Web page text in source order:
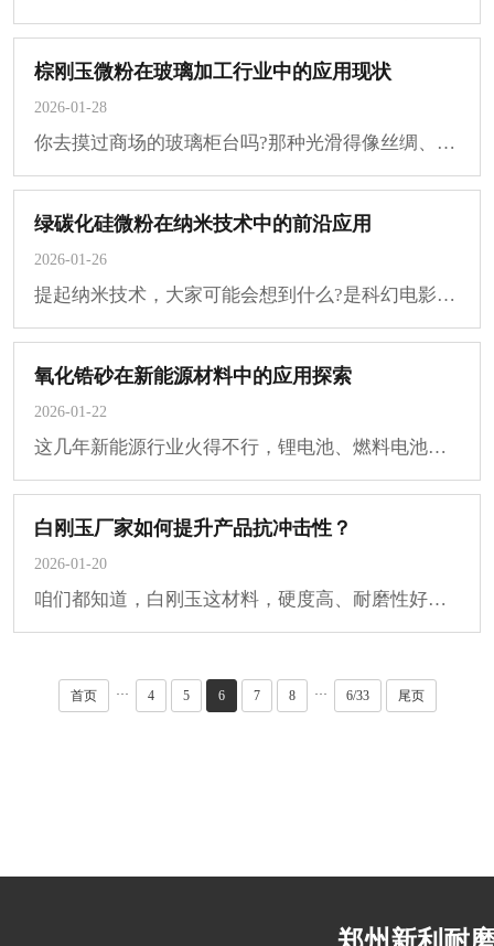
棕刚玉微粉在玻璃加工行业中的应用现状
2026-01-28
你去摸过商场的玻璃柜台吗?那种光滑得像丝绸、边缘规整得一丝不苟的质感?或者注意过高···
绿碳化硅微粉在纳米技术中的前沿应用
2026-01-26
提起纳米技术，大家可能会想到什么?是科幻电影里的神奇材料，还是实验室里遥不可及的高···
氧化锆砂在新能源材料中的应用探索
2026-01-22
这几年新能源行业火得不行，锂电池、燃料电池、太阳能电池这些词都快变成日常用语了。···
白刚玉厂家如何提升产品抗冲击性？
2026-01-20
咱们都知道，白刚玉这材料，硬度高、耐磨性好，在磨料磨具、耐火材料这些领域用得特别···
首页 ··· 4 5 6 7 8 ··· 6/33 尾页
郑州新利耐